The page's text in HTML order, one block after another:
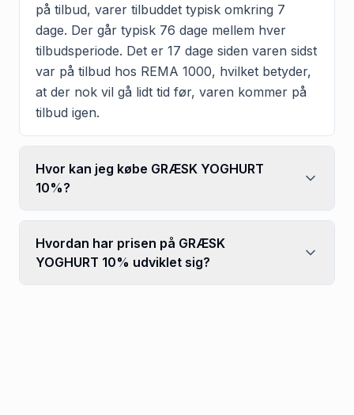
på tilbud, varer tilbuddet typisk omkring 7
dage. Der går typisk 76 dage mellem hver
tilbudsperiode. Det er 17 dage siden varen sidst
var på tilbud hos REMA 1000, hvilket betyder,
at der nok vil gå lidt tid før, varen kommer på
tilbud igen.
Hvor kan jeg købe GRÆSK YOGHURT
10%?
Hvordan har prisen på GRÆSK
YOGHURT 10% udviklet sig?